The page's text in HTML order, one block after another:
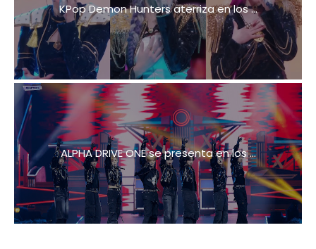
KPop Demon Hunters aterriza en los ...
ALPHA DRIVE ONE se presenta en los ...